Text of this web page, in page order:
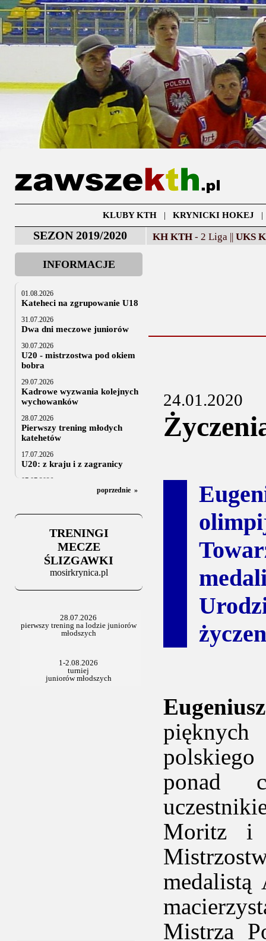
KLUBY KTH| KRYNICKI HOKEJ
SEZON 2019/2020 KH KTH - 2 Liga || UKS
INFORMACJE
01.08.2026
Kateheci na zgrupowanie U18
31.07.2026
Dwa dni meczowe juniorów
30.07.2026
U20 - mistrzostwa pod okiem
bobra
29.07.2026
Kadrowe wyzwania kolejnych
wychowanków
28.07.2026
Pierwszy trening młodych
katehetów
17.07.2026
U20: z kraju i z zagranicy
07.07.2026
Za trzy tygodnie na lód
Stowarzyszenie po Walnym
poprzednie »
TRENINGI
MECZE
ŚLIZGAWKI
mosirkrynica.pl
24.01.2020
ponad
Moritz i
Mistrza